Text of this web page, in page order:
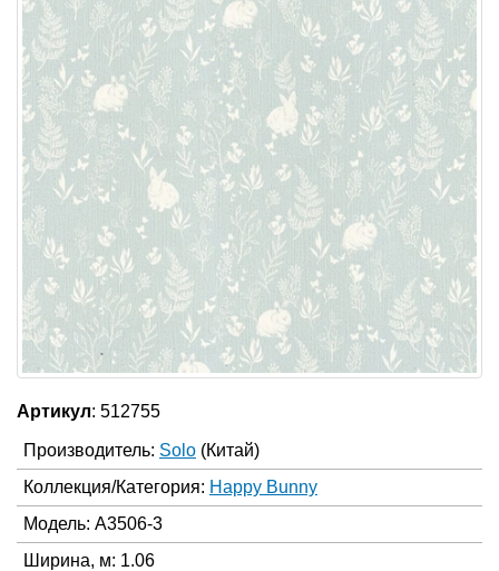
Артикул: 512755
Производитель: Solo (Китай)
Коллекция/Категория: Happy Bunny
Модель: A3506-3
Ширина, м: 1.06